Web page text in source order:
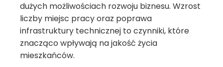
dużych możliwościach rozwoju biznesu. Wzrost
liczby miejsc pracy oraz poprawa
infrastruktury technicznej to czynniki, które
znacząco wpływają na jakość życia
mieszkańców.